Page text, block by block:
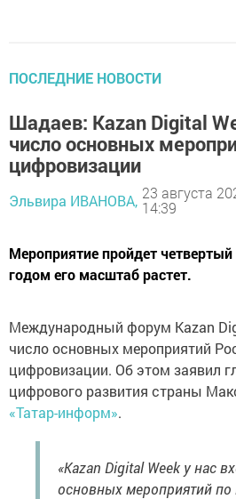
ПОСЛЕДНИЕ НОВОСТИ
Шадаев: Kazan Digital
число основных
цифровизации
Эльвира ИВАНОВА, 23 августа
14:39
Мероприятие пройдет
годом его масштаб растет.
Международный форум Kazan
число основных мероприятий
цифровизации. Об этом заявил
цифрового развития страны
«Татар-информ».
«Kazan Digital Week у нас
основных мероприятий